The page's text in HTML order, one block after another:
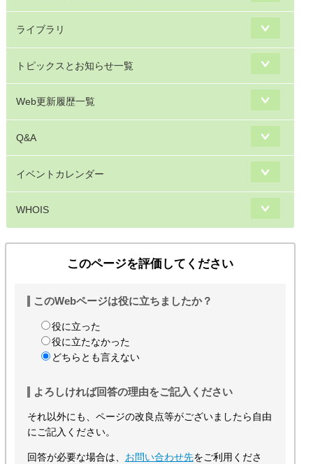
ライブラリ
トピックスとお知らせ一覧
Web更新履歴一覧
Q&A
イベントカレンダー
WHOIS
このページを評価してください
このWebページは役に立ちましたか？
役に立った
役に立たなかった
どちらとも言えない
よろしければ回答の理由をご記入ください
それ以外にも、ページの改良点等がございましたら自由
にご記入ください。
回答が必要な場合は、 お問い合わせ先をご利用くださ